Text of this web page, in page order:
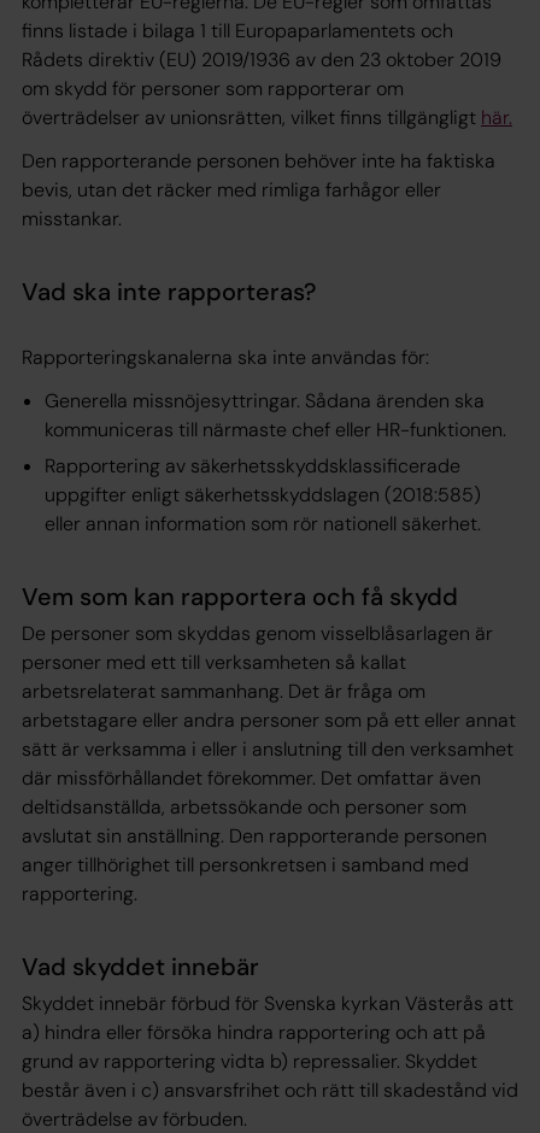
finns listade i bilaga 1 till Europaparlamentets och
Rådets direktiv (EU) 2019/1936 av den 23 oktober 2019
om skydd för personer som rapporterar om
överträdelser av unionsrätten, vilket finns tillgängligt här.
Den rapporterande personen behöver inte ha faktiska
bevis, utan det räcker med rimliga farhågor eller
misstankar.
Vad ska inte rapporteras?
Rapporteringskanalerna ska inte användas för:
Generella missnöjesyttringar. Sådana ärenden ska
kommuniceras till närmaste chef eller HR-funktionen.
Rapportering av säkerhetsskyddsklassificerade
uppgifter enligt säkerhetsskyddslagen (2018:585)
eller annan information som rör nationell säkerhet.
Vem som kan rapportera och få skydd
De personer som skyddas genom visselblåsarlagen är
personer med ett till verksamheten så kallat
arbetsrelaterat sammanhang. Det är fråga om
arbetstagare eller andra personer som på ett eller annat
sätt är verksamma i eller i anslutning till den verksamhet
där missförhållandet förekommer. Det omfattar även
deltidsanställda, arbetssökande och personer som
avslutat sin anställning. Den rapporterande personen
anger tillhörighet till personkretsen i samband med
rapportering.
Vad skyddet innebär
Skyddet innebär förbud för Svenska kyrkan Västerås att
a) hindra eller försöka hindra rapportering och att på
grund av rapportering vidta b) repressalier. Skyddet
består även i c) ansvarsfrihet och rätt till skadestånd vid
överträdelse av förbuden.